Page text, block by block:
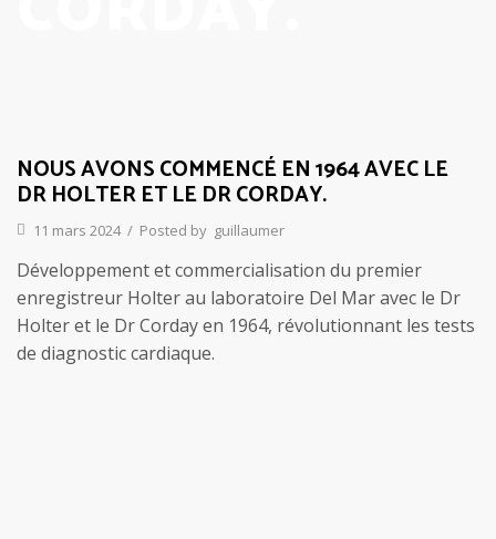
NOUS AVONS COMMENCÉ EN 1964 AVEC LE
DR HOLTER ET LE DR CORDAY.
11 mars 2024 / Posted by guillaumer
Développement et commercialisation du premier
enregistreur Holter au laboratoire Del Mar avec le Dr
Holter et le Dr Corday en 1964, révolutionnant les tests
de diagnostic cardiaque.